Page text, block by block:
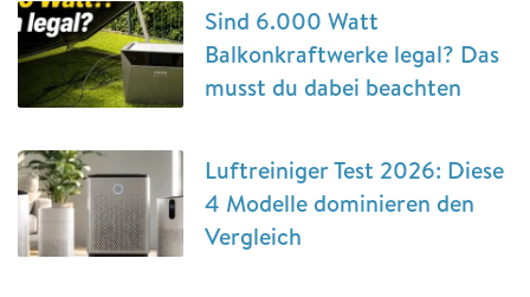
Sind 6.000 Watt
Balkonkraftwerke legal? Das
musst du dabei beachten
Luftreiniger Test 2026: Diese
4 Modelle dominieren den
Vergleich